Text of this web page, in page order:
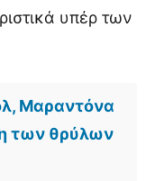
υπέρ των
Μαραντόνα
των θρύλων